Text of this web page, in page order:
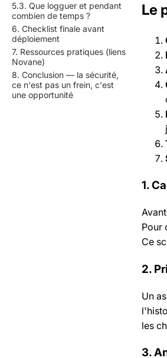
5.3. Que logguer et pendant
combien de temps ?
6. Checklist finale avant
déploiement
7. Ressources pratiques (liens
Novane)
8. Conclusion — la sécurité,
ce n'est pas un frein, c'est
une opportunité
Le
1.
Pour
Ce
2.
Un
les
3.